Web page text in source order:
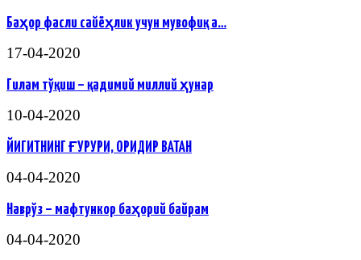
Баҳор фасли сайёҳлик учун мувофиқ а…
17-04-2020
Гилам тўқиш – қадимий миллий ҳунар
10-04-2020
ЙИГИТНИНГ ҒУРУРИ, ОРИДИР ВАТАН
04-04-2020
Наврўз – мафтункор баҳорий байрам
04-04-2020